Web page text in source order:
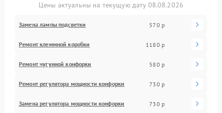
Цены актуальны на текущую дату 08.08.2026
Замена лампы подсветки 570 р
Ремонт клеммной коробки 1180 р
Ремонт чугунной конфорки 580 р
Ремонт регулятора мощности конфорки 730 р
Замена регулятора мощности конфорки 730 р